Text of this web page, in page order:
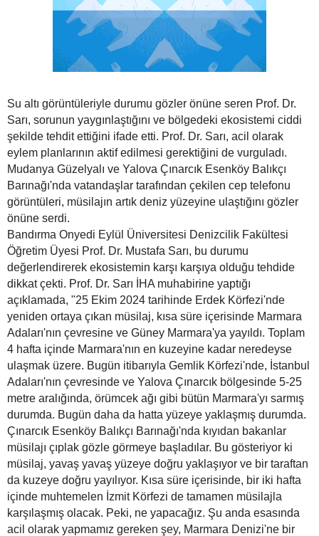
Su altı görüntüleriyle durumu gözler önüne seren Prof. Dr.
Sarı, sorunun yaygınlaştığını ve bölgedeki ekosistemi ciddi
şekilde tehdit ettiğini ifade etti. Prof. Dr. Sarı, acil olarak
eylem planlarının aktif edilmesi gerektiğini de vurguladı.
Mudanya Güzelyalı ve Yalova Çınarcık Esenköy Balıkçı
Barınağı'nda vatandaşlar tarafından çekilen cep telefonu
görüntüleri, müsilajın artık deniz yüzeyine ulaştığını gözler
önüne serdi.
Bandırma Onyedi Eylül Üniversitesi Denizcilik Fakültesi
Öğretim Üyesi Prof. Dr. Mustafa Sarı, bu durumu
değerlendirerek ekosistemin karşı karşıya olduğu tehdide
dikkat çekti. Prof. Dr. Sarı İHA muhabirine yaptığı
açıklamada, "25 Ekim 2024 tarihinde Erdek Körfezi'nde
yeniden ortaya çıkan müsilaj, kısa süre içerisinde Marmara
Adaları'nın çevresine ve Güney Marmara'ya yayıldı. Toplam
4 hafta içinde Marmara'nın en kuzeyine kadar neredeyse
ulaşmak üzere. Bugün itibarıyla Gemlik Körfezi'nde, İstanbul
Adaları'nın çevresinde ve Yalova Çınarcık bölgesinde 5-25
metre aralığında, örümcek ağı gibi bütün Marmara'yı sarmış
durumda. Bugün daha da hatta yüzeye yaklaşmış durumda.
Çınarcık Esenköy Balıkçı Barınağı'nda kıyıdan bakanlar
müsilajı çıplak gözle görmeye başladılar. Bu gösteriyor ki
müsilaj, yavaş yavaş yüzeye doğru yaklaşıyor ve bir taraftan
da kuzeye doğru yayılıyor. Kısa süre içerisinde, bir iki hafta
içinde muhtemelen İzmit Körfezi de tamamen müsilajla
karşılaşmış olacak. Peki, ne yapacağız. Şu anda esasında
acil olarak yapmamız gereken şey, Marmara Denizi'ne bir